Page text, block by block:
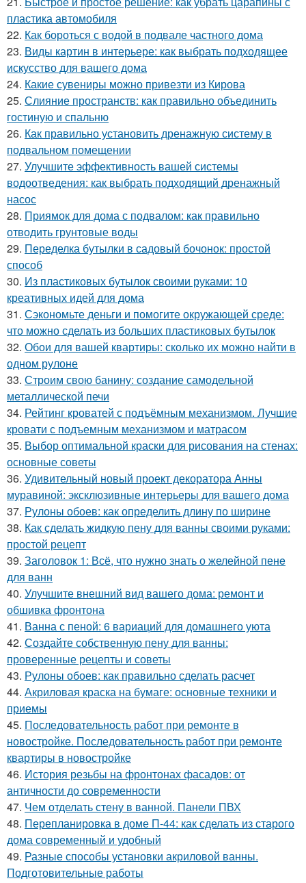
пластика автомобиля
22. Как бороться с водой в подвале частного дома
23. Виды картин в интерьере: как выбрать подходящее
искусство для вашего дома
24. Какие сувениры можно привезти из Кирова
25. Слияние пространств: как правильно объединить
гостиную и спальню
26. Как правильно установить дренажную систему в
подвальном помещении
27. Улучшите эффективность вашей системы
водоотведения: как выбрать подходящий дренажный
насос
28. Приямок для дома с подвалом: как правильно
отводить грунтовые воды
29. Переделка бутылки в садовый бочонок: простой
способ
30. Из пластиковых бутылок своими руками: 10
креативных идей для дома
31. Сэкономьте деньги и помогите окружающей среде:
что можно сделать из больших пластиковых бутылок
32. Обои для вашей квартиры: сколько их можно найти в
одном рулоне
33. Строим свою банину: создание самодельной
металлической печи
34. Рейтинг кроватей с подъёмным механизмом. Лучшие
кровати с подъемным механизмом и матрасом
35. Выбор оптимальной краски для рисования на стенах:
основные советы
36. Удивительный новый проект декоратора Анны
муравиной: эксклюзивные интерьеры для вашего дома
37. Рулоны обоев: как определить длину по ширине
38. Как сделать жидкую пену для ванны своими руками:
простой рецепт
39. Заголовок 1: Всё, что нужно знать о желейной пенe
для ванн
40. Улучшите внешний вид вашего дома: ремонт и
обшивка фронтона
41. Ванна с пеной: 6 вариаций для домашнего уюта
42. Создайте собственную пену для ванны:
проверенные рецепты и советы
43. Рулоны обоев: как правильно сделать расчет
44. Акриловая краска на бумаге: основные техники и
приемы
45. Последовательность работ при ремонте в
новостройке. Последовательность работ при ремонте
квартиры в новостройке
46. История резьбы на фронтонах фасадов: от
античности до современности
47. Чем отделать стену в ванной. Панели ПВХ
48. Перепланировка в доме П-44: как сделать из старого
дома современный и удобный
49. Разные способы установки акриловой ванны.
Подготовительные работы